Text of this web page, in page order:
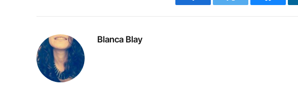
Facebook Twitter Bluesky
Blanca Blay